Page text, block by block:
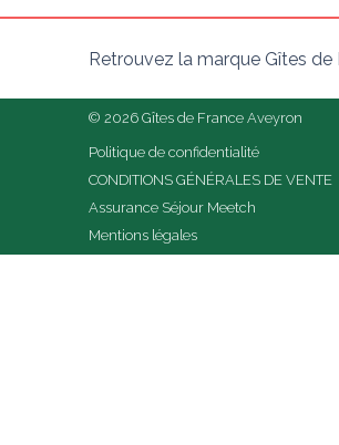
Retrouvez la marque Gîtes
© 2026 Gîtes de France Aveyron
Politique de confidentialité
CONDITIONS GÉNÉRALES DE VENTE
Assurance Séjour Meetch
Mentions légales